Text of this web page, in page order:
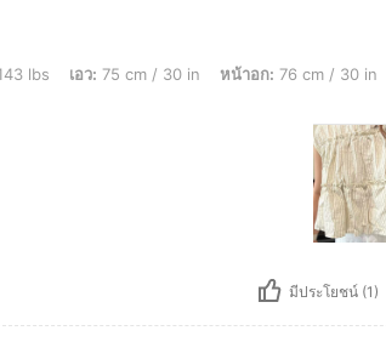
75 cm / 30 in, หน้าอก: 76 cm / 30 in, สี: สีแอปริคอท, ไซส์: S
lbs เอว: 75 cm / 30 in หน้าอก: 76 cm / 30 in
มีประโยชน์ (1)